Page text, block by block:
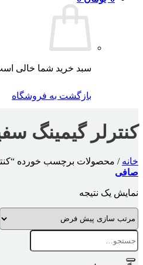
سبد خرید شما خالی
بازگشت به فروشگاه
کنترلر گیمینگ
خانه / محصولات برچسب خورده
صافی
نمایش یک نتیجه
جستجو
برای: